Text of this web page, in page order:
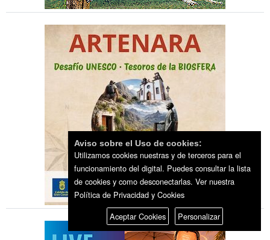
Aviso sobre el Uso de cookies:
Utilizamos cookies nuestras y de terceros para el
funcionamiento del digital. Puedes consultar la lista
de cookies y como desconectarlas. Ver nuestra
Política de Privacidad y Cookies
Aceptar Cookies
Personalizar